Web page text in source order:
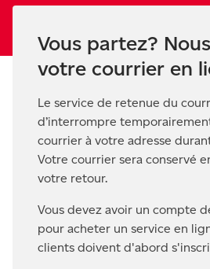
Vous partez?
votre courrier en
Le service de retenue du
d’interrompre
courrier à votre adresse
Votre courrier sera conservé
votre retour.
Vous devez avoir un compte
pour acheter un service en
clients doivent d'abord